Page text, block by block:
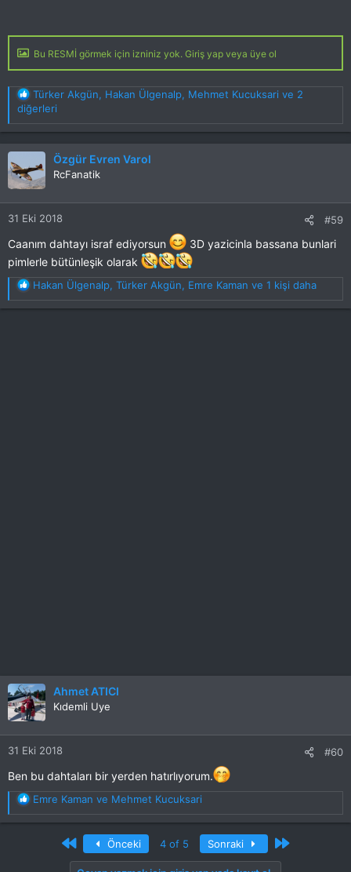
Bu RESMİ görmek için izniniz yok. Giriş yap veya üye ol
T
e
p
k
i
e
r
:
Türker Akgün, Hakan Ülgenalp, Mehmet Kucuksari ve 2
diğerleri
Özgür Evren Varol
RcFanatik
31 Eki 2018 #59
Caanım dahtayı israf ediyorsun
3D yazicinla bassana bunlari
pimlerle bütünleşik olarak
T
e
p
Hakan Ülgenalp, Türker Akgün, Emre Kaman ve 1 kişi daha
Ahmet ATICI
Kıdemli Uye
31 Eki 2018 #60
Ben bu dahtaları bir yerden hatırlıyorum.
T
e
p
Emre Kaman ve Mehmet Kucuksari
First Önceki 4 of 5 Sonraki Son